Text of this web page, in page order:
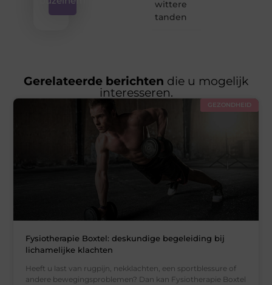
wittere
tanden
Gerelateerde berichten die u mogelijk
interesseren.
GEZONDHEID
Fysiotherapie Boxtel: deskundige begeleiding bij
lichamelijke klachten
Heeft u last van rugpijn, nekklachten, een sportblessure of
andere bewegingsproblemen? Dan kan Fysiotherapie Boxtel